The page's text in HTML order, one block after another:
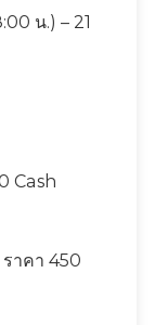
น.) – 21
Cash
าคา 450